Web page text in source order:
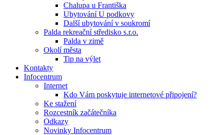
Chalupa u Františka
Ubytování U podkovy
Další ubytování v soukromí
Palda rekreační středisko s.r.o.
Palda v zimě
Okolí města
Tip na výlet
Kontakty
Infocentrum
Internet
Kdo Vám poskytuje internetové připojení?
Ke stažení
Rozcestník začátečníka
Odkazy
Novinky Infocentrum